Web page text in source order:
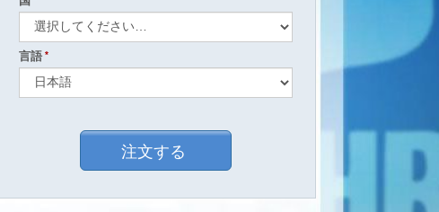
言語
護の会のニュ
ースレター送
付を希望す
る。
とプライバシ
す。
注文する